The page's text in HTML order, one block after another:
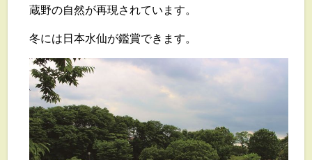
蔵野の自然が再現されています。
冬には日本水仙が鑑賞できます。